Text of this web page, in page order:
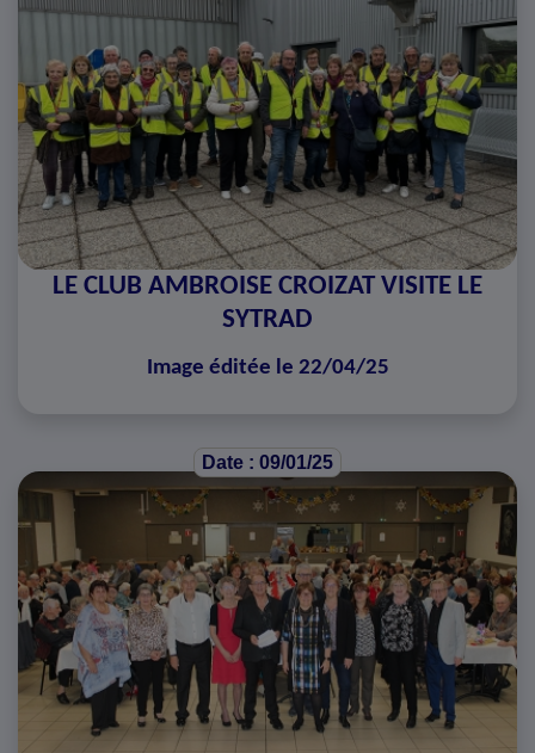
LE CLUB AMBROISE CROIZAT VISITE LE
SYTRAD
Image éditée le 22/04/25
Date : 09/01/25